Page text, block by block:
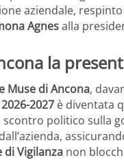
aziendale,
Agnesalla
la
Muse di Ancona,
2027 è diventata
politico sulla
Vigilanza non